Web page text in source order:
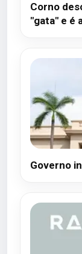
Corno
"gata" e é
Governo